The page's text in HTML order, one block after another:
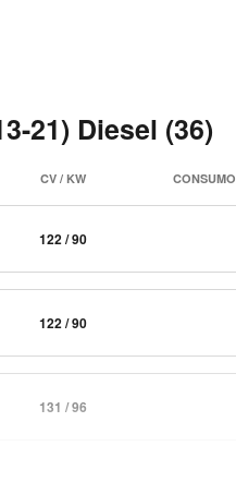
21) Diesel (36)
CV / KW CONSUMO
122 / 90
122 / 90
131 / 96